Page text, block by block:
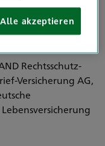
HDI Global SE, HDI
AG, HDI
AG
Rechtsschutz-
Versicherung AG,
Alle akzeptieren